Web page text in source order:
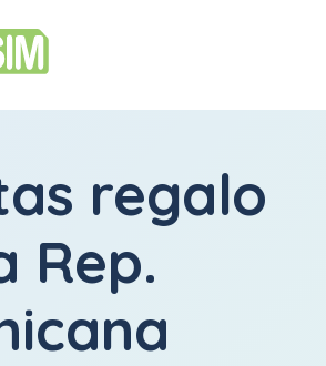
regalo
Rep.